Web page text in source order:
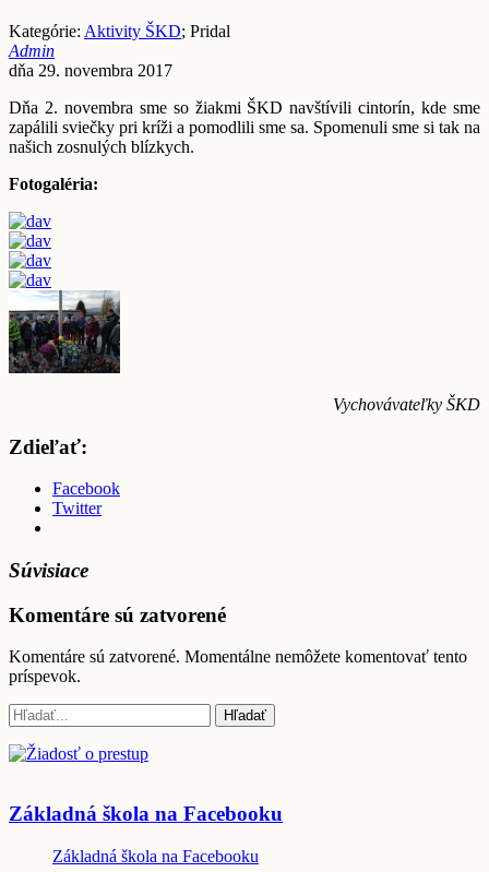
Kategórie: Aktivity ŠKD; Pridal
Admin
dňa 29. novembra 2017
Dňa 2. novembra sme so žiakmi ŠKD navštívili cintorín, kde sme
zapálili sviečky pri kríži a pomodlili sme sa. Spomenuli sme si tak na
našich zosnulých blízkych.
Fotogaléria:
Vychovávateľky ŠKD
Zdieľať:
Facebook
Twitter
Súvisiace
Komentáre sú zatvorené
Komentáre sú zatvorené. Momentálne nemôžete komentovať tento
príspevok.
Základná škola na Facebooku
Základná škola na Facebooku